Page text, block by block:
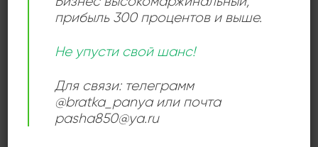
Swan Lake (Ballet In 4 Acts, Op. 20) = Лебединое
Introduction
Act I: No. 2 Waltz
Act I: No. 3 Scene (Allegro Moderato)
Act I: No. 4 Pas De Trois: I. Intrada (Allegro)
прибыль 300 процентов и выше.
Не упусти свой шанс!
Для связи: телеграмм
@bratka_panya или почта
pasha850@ya.ru